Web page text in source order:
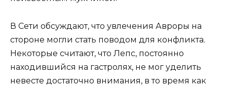
В Сети обсуждают, что увлечения Авроры на
стороне могли стать поводом для конфликта.
Некоторые считают, что Лепс, постоянно
находившийся на гастролях, не мог уделить
невесте достаточно внимания, в то время как